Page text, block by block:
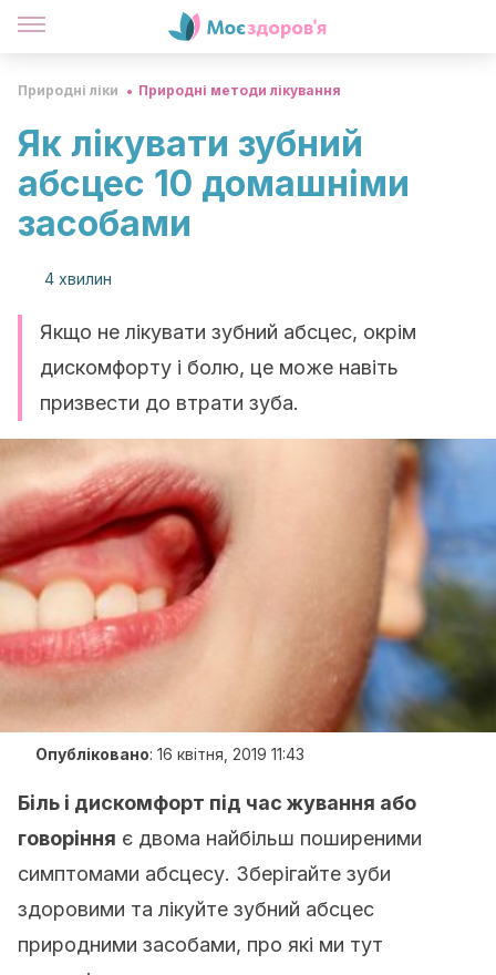
Природні ліки Природні методи лікування
Як лікувати зубний
абсцес 10 домашніми
засобами
4 хвилин
Якщо не лікувати зубний абсцес, окрім
дискомфорту і болю, це може навіть
призвести до втрати зуба.
Опубліковано: 16 квітня, 2019 11:43
Біль і дискомфорт під час жування або
говоріння є двома найбільш поширеними
симптомами абсцесу. Зберігайте зуби
здоровими та лікуйте зубний абсцес
природними засобами, про які ми тут